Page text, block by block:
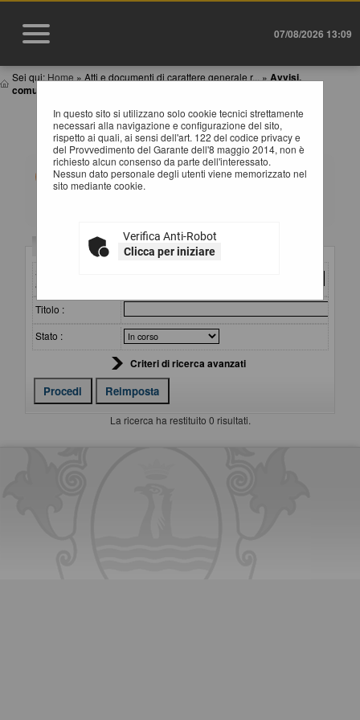
07/08/2026 13:09
Sei qui: Home » Atti e documenti di carattere generale r... » Avvisi,
comunicazioni e atti di caratter...
In questo sito si utilizzano solo cookie tecnici strettamente
necessari alla navigazione e configurazione del sito,
rispetto ai quali, ai sensi dell'art. 122 del codice privacy e
del Provvedimento del Garante dell'8 maggio 2014, non è
richiesto alcun consenso da parte dell'interessato.
Nessun dato personale degli utenti viene memorizzato nel
sito mediante cookie.
Verifica Anti-Robot
Clicca per iniziare
AVVISI, COMUNICAZIONI E ATTI DI CARATTERE
GENERALE
All'interno di questa sezione è possibile consultare
avvisi, atti e documenti di carattere generale riferiti a
tutte le procedure, quali ad esempio la documentazione
lavori (con le eventuali opere incompiute) e dei servizi e
forniture, ecc.
Per ciascuna pubblicazione sono consultabili i relativi
Criteri di ricerca
Stazione
appaltante :
Titolo :
Stato :
Criteri di ricerca avanzati
La ricerca ha restituito 0 risultati.